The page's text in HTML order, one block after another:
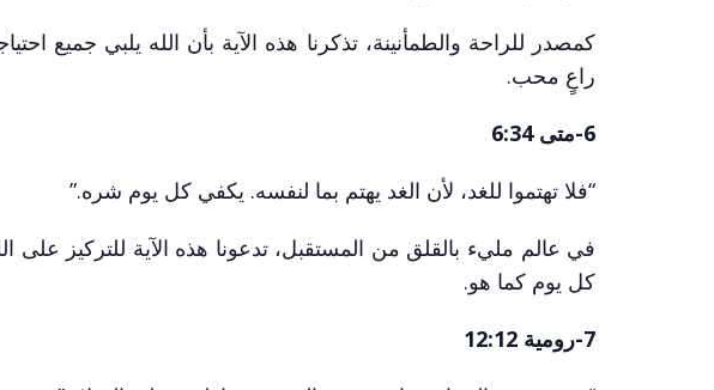
كمصدر للراحة والطمأنينة، تذكرنا هذه الآية بأن الله يلبي جميع
راعٍ محب.
6-متى 6:34
“فلا تهتموا للغد، لأن الغد يهتم بما لنفسه. يكفي كل يوم شره.”
في عالم مليء بالقلق من المستقبل، تدعونا هذه الآية للتركيز
كل يوم كما هو.
7-رومية 12:12